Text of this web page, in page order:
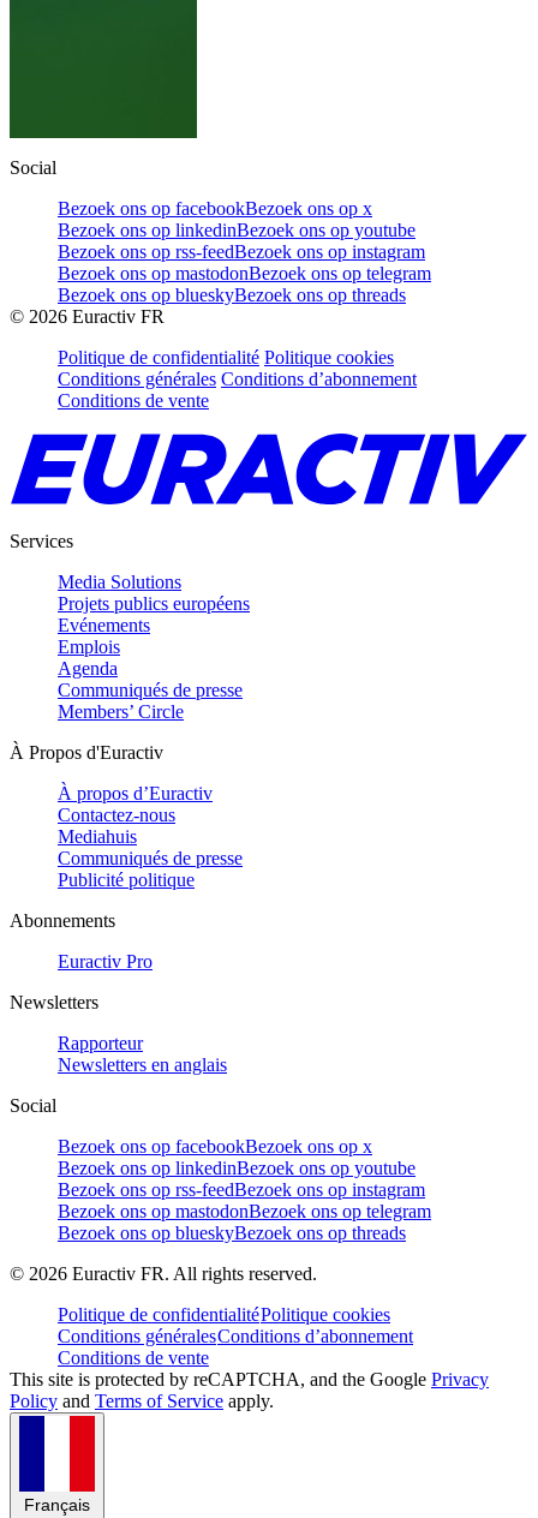
Social
Bezoek ons op facebookBezoek ons op x
Bezoek ons op linkedinBezoek ons op youtube
Bezoek ons op rss-feedBezoek ons op instagram
Bezoek ons op mastodonBezoek ons op telegram
Bezoek ons op blueskyBezoek ons op threads
© 2026 Euractiv FR
Politique de confidentialité Politique cookies
Conditions générales Conditions d’abonnement
Conditions de vente
Services
Media Solutions
Projets publics européens
Evénements
Emplois
Agenda
Communiqués de presse
Members’ Circle
À Propos d'Euractiv
À propos d’Euractiv
Contactez-nous
Mediahuis
Communiqués de presse
Publicité politique
Abonnements
Euractiv Pro
Newsletters
Rapporteur
Newsletters en anglais
Social
Bezoek ons op facebookBezoek ons op x
Bezoek ons op linkedinBezoek ons op youtube
Bezoek ons op rss-feedBezoek ons op instagram
Bezoek ons op mastodonBezoek ons op telegram
Bezoek ons op blueskyBezoek ons op threads
© 2026 Euractiv FR. All rights reserved.
Politique de confidentialitéPolitique cookies
Conditions généralesConditions d’abonnement
Conditions de vente
This site is protected by reCAPTCHA, and the Google Privacy
Policy and Terms of Service apply.
Français